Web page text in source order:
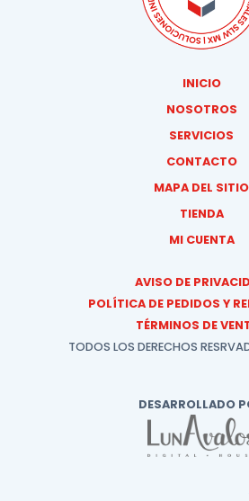
INICIO
NOSOTROS
SERVICIOS
CONTACTO
MAPA DEL SITIO
TIENDA
MI CUENTA
AVISO DE
POLÍTICA DE PEDIDOS Y
TÉRMINOS DE
TODOS LOS DERECHOS
DESARROLLADO